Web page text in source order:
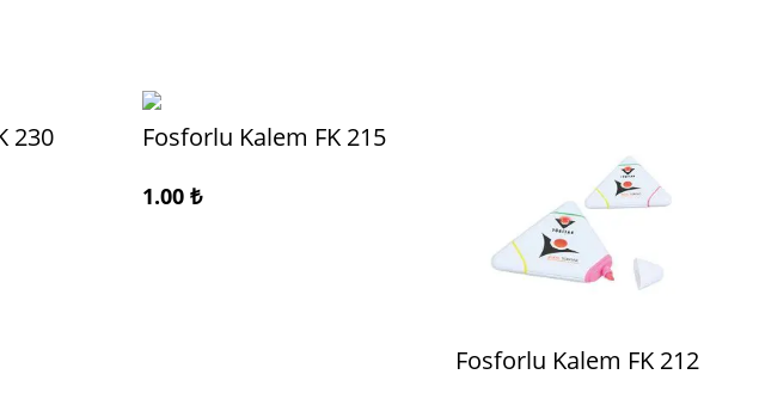
230 Fosforlu Kalem FK 215
1.00 ₺
Fosforlu Kalem FK 212